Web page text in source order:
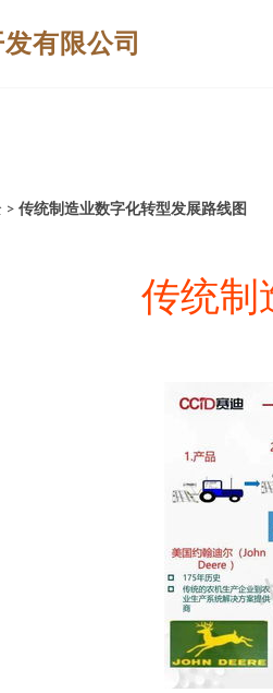
有限公司
> 传统制造业数字化转型发展路线图
传统制